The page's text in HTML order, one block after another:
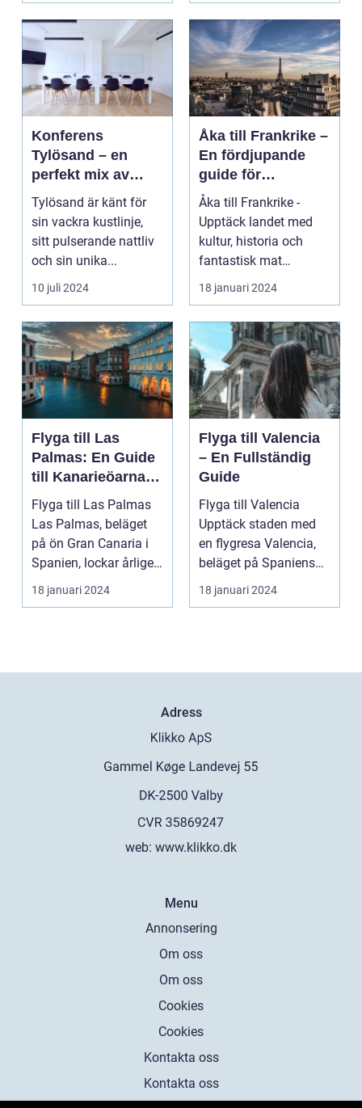
Konferens
Tylösand – en
perfekt mix av
affär och nöje
Tylösand är känt för
sin vackra kustlinje,
sitt pulserande nattliv
och sin unika...
10 juli 2024
Åka till Frankrike –
En fördjupande
guide för
resenärer
Åka till Frankrike -
Upptäck landet med
kultur, historia och
fantastisk mat
Frankrike är ett land
s...
18 januari 2024
Flyga till Las
Palmas: En Guide
till Kanarieöarnas
Pärla
Flyga till Las Palmas
Las Palmas, beläget
på ön Gran Canaria i
Spanien, lockar årligen
miljontals b...
18 januari 2024
Flyga till Valencia
– En Fullständig
Guide
Flyga till Valencia
Upptäck staden med
en flygresa Valencia,
beläget på Spaniens
östkust, är en fä...
18 januari 2024
Adress
web: www.klikko.dk
Menu
Annonsering
Om oss
Om oss
Cookies
Cookies
Kontakta oss
Kontakta oss